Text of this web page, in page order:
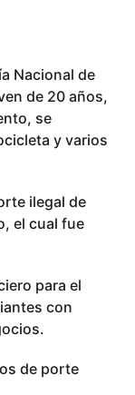
Nacional de
de 20 años,
se
y varios
ilegal de
el cual fue
para el
con
de porte